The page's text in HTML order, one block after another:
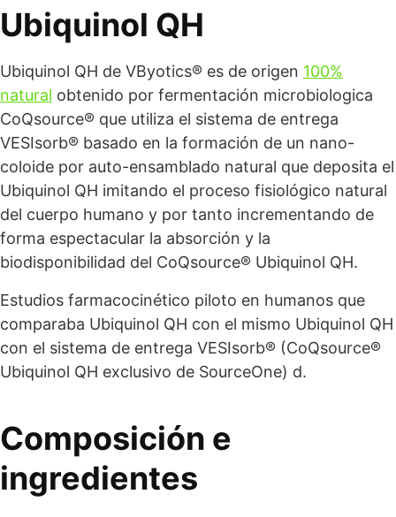
Ubiquinol QH
Ubiquinol QH de VByotics® es de origen 100%
natural obtenido por fermentación microbiologica
CoQsource® que utiliza el sistema de entrega
VESIsorb® basado en la formación de un nano-
coloide por auto-ensamblado natural que deposita el
Ubiquinol QH imitando el proceso fisiológico natural
del cuerpo humano y por tanto incrementando de
forma espectacular la absorción y la
biodisponibilidad del CoQsource® Ubiquinol QH.
Estudios farmacocinético piloto en humanos que
comparaba Ubiquinol QH con el mismo Ubiquinol QH
con el sistema de entrega VESIsorb® (CoQsource®
Ubiquinol QH exclusivo de SourceOne) d.
Composición e
ingredientes